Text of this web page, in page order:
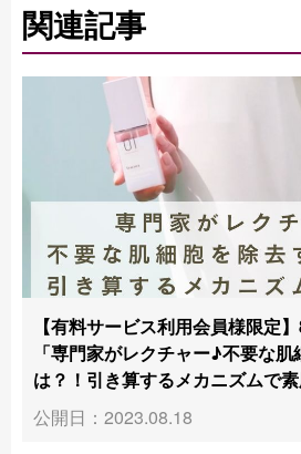
関連記事
【有料サービス利用会員様限定
「専門家がレクチャー♪不要な
は？！引き算するメカニズムで素
公開日：2023.08.18